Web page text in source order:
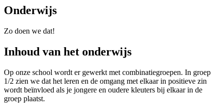
Onderwijs
Zo doen we dat!
Inhoud van het onderwijs
Op onze school wordt er gewerkt met combinatiegroepen. In groep
1/2 zien we dat het leren en de omgang met elkaar in positieve zin
wordt beïnvloed als je jongere en oudere kleuters bij elkaar in de
groep plaatst.